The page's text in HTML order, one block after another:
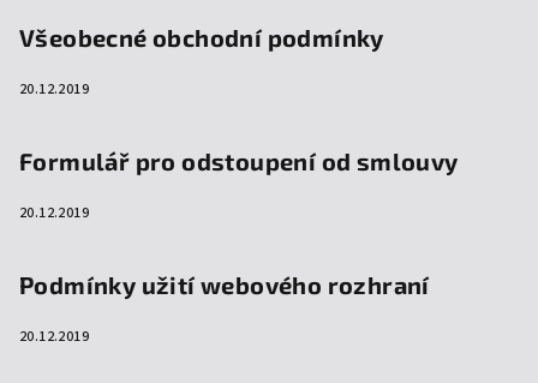
Všeobecné obchodní podmínky
20.12.2019
Formulář pro odstoupení od smlouvy
20.12.2019
Podmínky užití webového rozhraní
20.12.2019